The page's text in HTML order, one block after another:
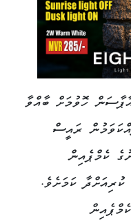
ހޮވުމަށް ބާއްވާ
ރައީސް
ކެމްޕެއިން
ކަމަށެވެ.